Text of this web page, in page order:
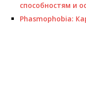
способностям и
Phasmophobia: